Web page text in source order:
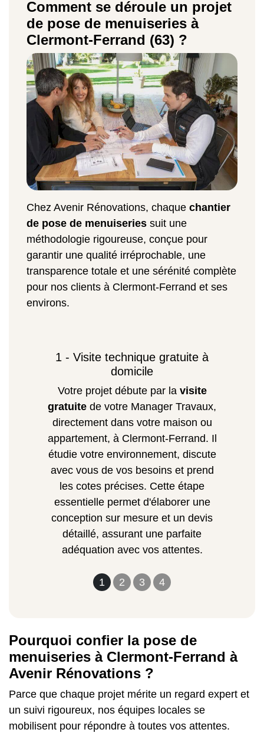
Comment se déroule un projet
de pose de menuiseries à
Clermont-Ferrand (63) ?
Chez Avenir Rénovations, chaque chantier
de pose de menuiseries suit une
méthodologie rigoureuse, conçue pour
garantir une qualité irréprochable, une
transparence totale et une sérénité complète
pour nos clients à Clermont-Ferrand et ses
environs.
1 2 3 4
1 - Visite technique gratuite à
domicile
Votre projet débute par la visite
gratuite de votre Manager Travaux,
directement dans votre maison ou
appartement, à Clermont-Ferrand. Il
étudie votre environnement, discute
avec vous de vos besoins et prend
les cotes précises. Cette étape
essentielle permet d'élaborer une
conception sur mesure et un devis
détaillé, assurant une parfaite
adéquation avec vos attentes.
Pourquoi confier la pose de
menuiseries à Clermont-Ferrand à
Avenir Rénovations ?
Parce que chaque projet mérite un regard expert et
un suivi rigoureux, nos équipes locales se
mobilisent pour répondre à toutes vos attentes.